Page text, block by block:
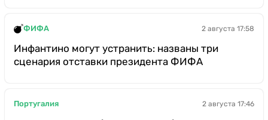
ФИФА 2 августа 17:58
Инфантино могут устранить: названы три
сценария отставки президента ФИФА
Португалия 2 августа 17:46